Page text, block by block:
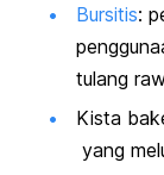
Bursitis:
tulang
Kista
yang